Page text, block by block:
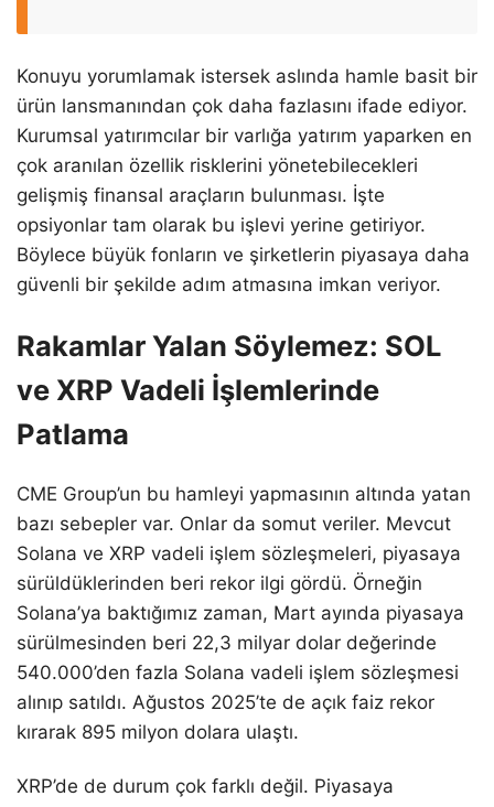
Konuyu yorumlamak istersek aslında hamle basit bir
ürün lansmanından çok daha fazlasını ifade ediyor.
Kurumsal yatırımcılar bir varlığa yatırım yaparken en
çok aranılan özellik risklerini yönetebilecekleri
gelişmiş finansal araçların bulunması. İşte
opsiyonlar tam olarak bu işlevi yerine getiriyor.
Böylece büyük fonların ve şirketlerin piyasaya daha
güvenli bir şekilde adım atmasına imkan veriyor.
Rakamlar Yalan Söylemez: SOL
ve XRP Vadeli İşlemlerinde
Patlama
CME Group’un bu hamleyi yapmasının altında yatan
bazı sebepler var. Onlar da somut veriler. Mevcut
Solana ve XRP vadeli işlem sözleşmeleri, piyasaya
sürüldüklerinden beri rekor ilgi gördü. Örneğin
Solana’ya baktığımız zaman, Mart ayında piyasaya
sürülmesinden beri 22,3 milyar dolar değerinde
540.000’den fazla Solana vadeli işlem sözleşmesi
alınıp satıldı. Ağustos 2025’te de açık faiz rekor
kırarak 895 milyon dolara ulaştı.
XRP’de de durum çok farklı değil. Piyasaya